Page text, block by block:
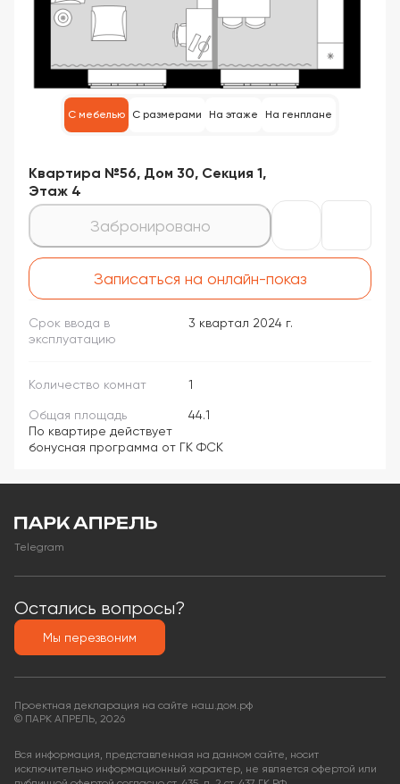
С мебелью С размерами На этаже На генплане
Квартира №56, Дом 30, Секция 1,
Этаж 4
Забронировано
Записаться на онлайн-показ
Срок ввода в
эксплуатацию
3 квартал 2024 г.
Количество комнат 1
Общая площадь
44.1
По квартире действует
бонусная программа от ГК ФСК
Telegram
Остались вопросы?
Мы перезвоним
Проектная декларация на сайте наш.дом.рф
© ПАРК АПРЕЛЬ, 2026
Вся информация, представленная на данном сайте, носит
исключительно информационный характер, не является офертой или